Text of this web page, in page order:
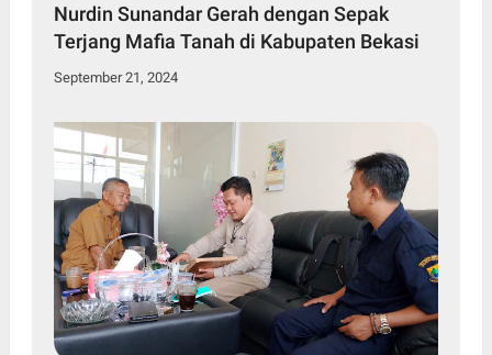
Nurdin Sunandar Gerah dengan Sepak
Terjang Mafia Tanah di Kabupaten Bekasi
September 21, 2024